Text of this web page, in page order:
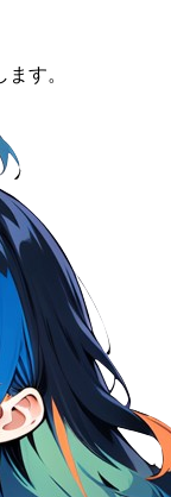
す。